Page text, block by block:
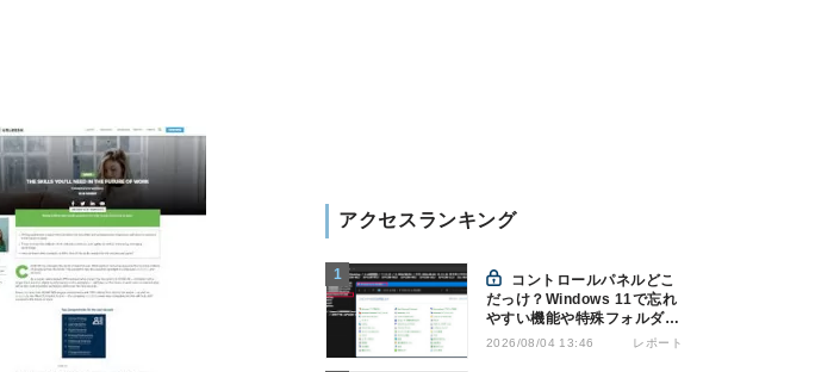
アクセスランキング
だっけ？Windows 11で忘れ
やすい機能や特殊フォルダを
PowerShellでローカルブッ
2026/08/04 13:46 レポート